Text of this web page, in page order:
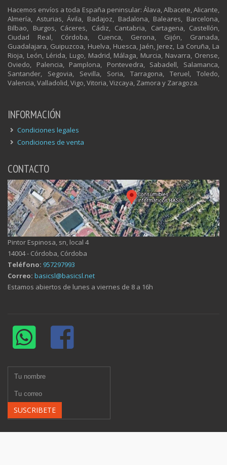
Hacemos envíos a toda España peninsular: Álava, Albacete, Alicante,
Almería, Asturias, Ávila, Badajoz, Badalona, Baleares, Barcelona,
Bilbao, Burgos, Cáceres, Cádiz, Cantabria, Cartagena, Castellón,
Ciudad Real, Córdoba, Cuenca, Gerona, Gijón, Granada,
Guadalajara, Guipuzcoa, Huelva, Huesca, Jaén, Jerez, La Coruña, La
Rioja, León, Lérida, Lugo, Madrid, Málaga, Murcia, Navarra, Orense,
Oviedo, Palencia, Pamplona, Pontevedra, Sabadell, Salamanca,
Santander, Segovia, Sevilla, Soria, Tarragona, Teruel, Toledo,
Valencia, Valladolid, Vigo, Vitoria, Vizcaya, Zamora y Zaragoza.
INFORMACIÓN
Condiciones legales
Condiciones de venta
CONTACTO
Pintor Espinosa, sn, local 4
14004 - Córdoba, Córdoba
Teléfono: 957297993
Correo: basicsl@basicsl.net
Estamos abiertos de lunes a viernes de 8 a 16h
SUSCRIBETE